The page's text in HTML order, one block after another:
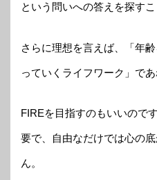
という問いへの答えを探すこ
さらに理想を言えば、「年
っていくライフワーク」であ
FIREを目指すのもいいので
要で、自由なだけでは心の
ん。